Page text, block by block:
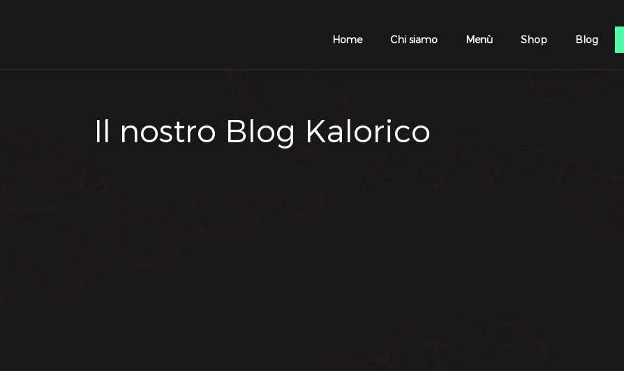
Home Chi siamo Menù Shop Blog
Il nostro Blog Kalorico